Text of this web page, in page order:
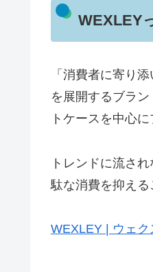
WEXLEY
「消費者に寄り
を展開するブラ
トケースを中心
トレンドに流さ
駄な消費を抑える
WEXLEY | ウェ